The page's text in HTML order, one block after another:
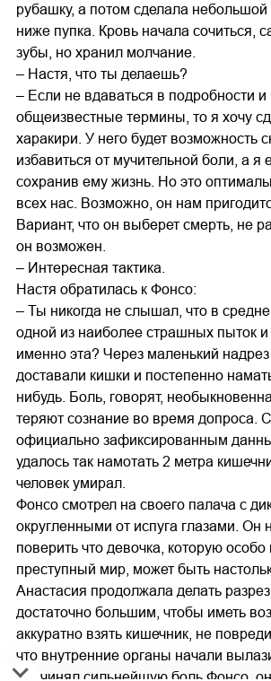
рубашку, а потом сделала небольшой
ниже пупка. Кровь начала сочиться,
зубы, но хранил молчание.
– Настя, что ты делаешь?
– Если не вдаваться в подробности и
общеизвестные термины, то я хочу
харакири. У него будет возможность
избавиться от мучительной боли, а я
сохранив ему жизнь. Но это
всех нас. Возможно, он нам
Вариант, что он выберет смерть, не
он возможен.
– Интересная тактика.
Настя обратилась к Фонсо:
– Ты никогда не слышал, что в
одной из наиболее страшных пыток
именно эта? Через маленький надрез
доставали кишки и постепенно
нибудь. Боль, говорят,
теряют сознание во время допроса.
официально зафиксированным
удалось так намотать 2 метра
человек умирал.
Фонсо смотрел на своего палача с
округленными от испуга глазами. Он
поверить что девочка, которую особо
преступный мир, может быть
Анастасия продолжала делать
достаточно большим, чтобы иметь
аккуратно взять кишечник, не
что внутренние органы начали
причинял сильнейшую боль Фонсо,